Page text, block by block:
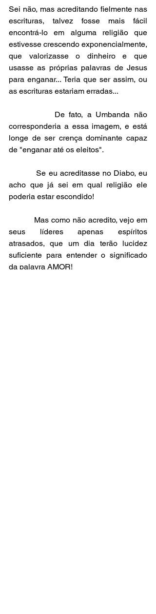
Sei não, mas acreditando fielmente nas
escrituras, talvez fosse mais fácil
encontrá-lo em alguma religião que
estivesse crescendo exponencialmente,
que valorizasse o dinheiro e que
usasse as próprias palavras de Jesus
para enganar... Teria que ser assim, ou
as escrituras estariam erradas...
corresponderia a essa imagem, e está
longe de ser crença dominante capaz
de "enganar até os eleitos".
           Se eu acreditasse no Diabo, eu
acho que já sei em qual religião ele
poderia estar escondido!
seus líderes apenas espíritos
atrasados, que um dia terão lucidez
suficiente para entender o significado
da palavra AMOR!